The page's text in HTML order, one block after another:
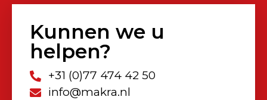
Kunnen we u
helpen?
+31 (0)77 474 42 50
info@makra.nl